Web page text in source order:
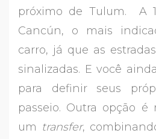
próximo de Tulum. A
Cancún, o mais
carro, já que as
sinalizadas. E você
para definir seus
passeio. Outra opção é
um transfer,